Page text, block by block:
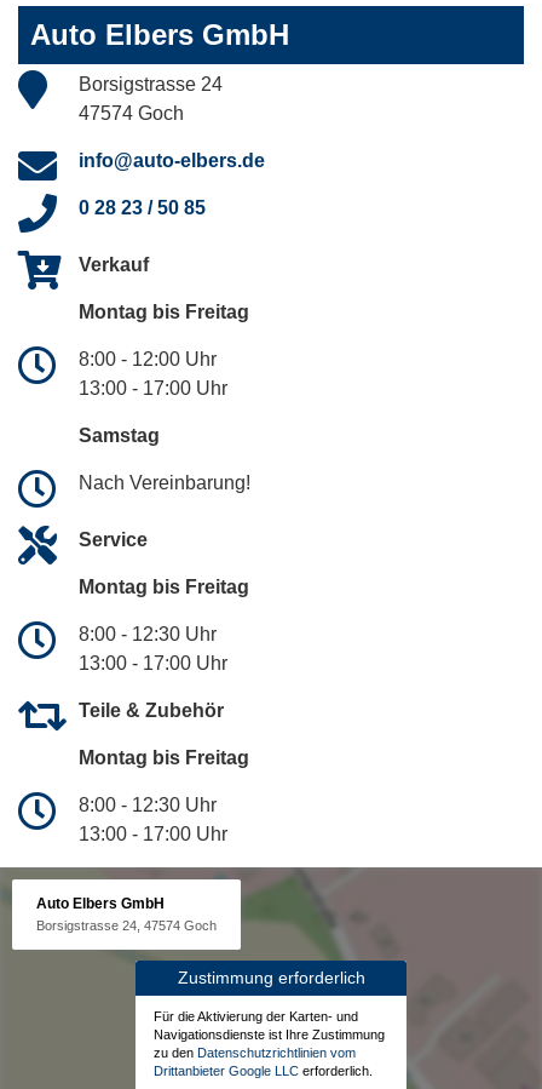
Auto Elbers GmbH
Borsigstrasse 24
47574 Goch
info@auto-elbers.de
0 28 23 / 50 85
Verkauf
Montag bis Freitag
8:00 - 12:00 Uhr
13:00 - 17:00 Uhr
Samstag
Nach Vereinbarung!
Service
Montag bis Freitag
8:00 - 12:30 Uhr
13:00 - 17:00 Uhr
Teile & Zubehör
Montag bis Freitag
8:00 - 12:30 Uhr
13:00 - 17:00 Uhr
Auto Elbers GmbH
Borsigstrasse 24, 47574 Goch
Zustimmung erforderlich
Für die Aktivierung der Karten- und
Navigationsdienste ist Ihre Zustimmung
zu den Datenschutzrichtlinien vom
Drittanbieter Google LLC erforderlich.